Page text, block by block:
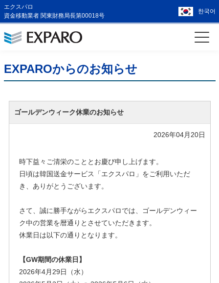
エクスパロ
資金移動業者 関東財務局長第00018号
한국어
EXPAROからのお知らせ
ゴールデンウィーク休業のお知らせ
2026年04月20日
時下益々ご清栄のこととお慶び申し上げます。
日頃は韓国送金サービス「エクスパロ」をご利用いただ
き、ありがとうございます。
さて、誠に勝手ながらエクスパロでは、ゴールデンウィー
ク中の営業を暦通りとさせていただきます。
休業日は以下の通りとなります。
【GW期間の休業日】
2026年4月29日（水）